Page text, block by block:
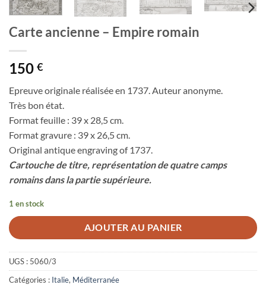
Carte ancienne – Empire romain
150 €
Epreuve originale réalisée en 1737. Auteur anonyme.
Très bon état.
Format feuille : 39 x 28,5 cm.
Format gravure : 39 x 26,5 cm.
Original antique engraving of 1737.
Cartouche de titre, représentation de quatre camps
romains dans la partie supérieure.
1 en stock
AJOUTER AU PANIER
UGS : 5060/3
Catégories : Italie, Méditerranée